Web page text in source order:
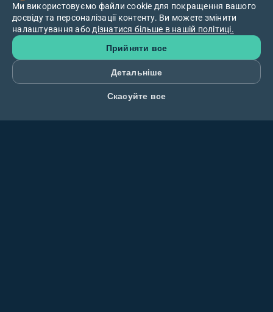
Ми використовуємо файли cookie для покращення вашого
досвіду та персоналізації контенту. Ви можете змінити
налаштування або дізнатися більше в нашій політиці.
Прийняти все
Детальніше
Скасуйте все